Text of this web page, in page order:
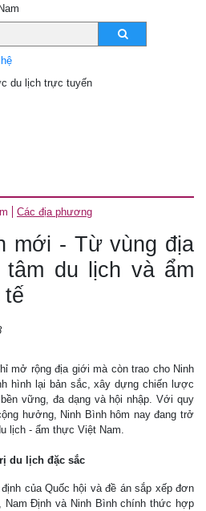
hệ
Các địa phương
mới - Từ vùng địa
tâm du lịch và ẩm
tế
mở rộng địa giới mà còn trao cho Ninh
hình lại bản sắc, xây dựng chiến lược
vững, đa dạng và hội nhập. Với quy
hưởng, Ninh Bình hôm nay đang trở
lịch - ẩm thực Việt Nam.
du lịch đặc sắc
của Quốc hội và đề án sắp xếp đơn
Nam Định và Ninh Bình chính thức hợp